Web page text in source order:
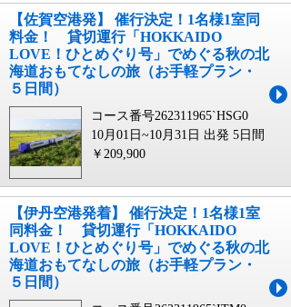
【佐賀空港発】 催行決定！1名様1室同
料金！ 貸切運行「HOKKAIDO
LOVE！ひとめぐり号」でめぐる秋の北
海道おもてなしの旅（お手軽プラン・
５日間）
コース番号262311965`HSG0
10月01日~10月31日 出発 5日間
￥209,900
【伊丹空港発着】 催行決定！1名様1室
同料金！ 貸切運行「HOKKAIDO
LOVE！ひとめぐり号」でめぐる秋の北
海道おもてなしの旅（お手軽プラン・
５日間）